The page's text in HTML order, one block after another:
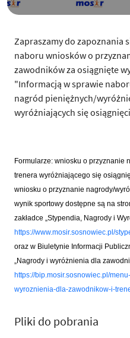
Zapraszamy do zapoznania
naboru wniosków o
zawodników za osiągnięte
"Informacją w sprawie
nagród pieniężnych/
wyróżniających się
Formularze: wniosku o przyznanie
trenera wyróżniającego się
wniosku o przyznanie nagrody/
wynik sportowy dostępne są na
zakładce „Stypendia, Nagrody i
https://www.mosir.sosnowiec.pl/
oraz w Biuletynie Informacji
„Nagrody i wyróżnienia dla
https://bip.mosir.sosnowiec.pl/
wyroznienia-dla-zawodnikow-i-
Pliki do pobrania